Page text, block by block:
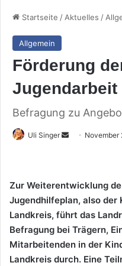
Startseite /Aktuelles /
Allgemein
Förderung
Jugendarbeit
Befragung zu
Uli Singer
Sende
Mail
November
Zur Weiterentwicklung
Jugendhilfeplan, also der
Landkreis, führt das
Befragung bei Trägern,
Mitarbeitenden in der
Landkreis durch. Eine